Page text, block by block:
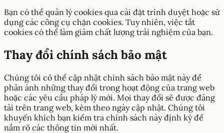
Bạn có thể quản lý cookies qua cài đặt trình duyệt hoặc sử
dụng các công cụ chặn cookies. Tuy nhiên, việc tắt
cookies có thể làm giảm chất lượng trải nghiệm của bạn.
Thay đổi chính sách bảo mật
Chúng tôi có thể cập nhật chính sách bảo mật này để
phản ánh những thay đổi trong hoạt động của trang web
hoặc các yêu cầu pháp lý mới. Mọi thay đổi sẽ được đăng
tải trên trang web, kèm theo ngày cập nhật. Chúng tôi
khuyến khích bạn kiểm tra chính sách này định kỳ để
nắm rõ các thông tin mới nhất.